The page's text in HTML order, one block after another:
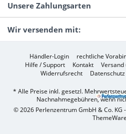
Unsere Zahlungsarten
Wir versenden mit:
Händler-Login rechtliche
Hilfe / Support
Kontakt
Versand
Widerrufsrecht
Datenschutz
* Alle Preise inkl. gesetzl.
Nachnahmegebühren, wenn
© 2026 Perlenzentrum GmbH & Co. KG